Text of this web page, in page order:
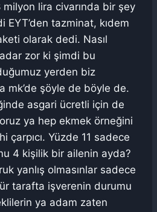
lira civarında bir şey
tazminat, kıdem
olarak dedi. Nasıl
zor ki şimdi bu
yerden biz
mk’de şöyle de böyle de.
asgari ücretli için de
ya hep ekmek örneğini
çarpıcı. Yüzde 11 sadece
4 kişilik bir ailenin ayda?
yanlış olmasınlar sadece
tarafta işverenin durumu
ya adam zaten